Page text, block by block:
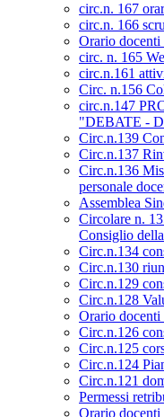
circ.n. 167
circ.n. 166
Orario docenti
circ. n. 165
circ.n.161
Circ. n.156
circ.n.147
"DEBATE -
Circ.n.139
Circ.n.137
Circ.n.136
personale
Assemblea
Circolare n.
Consiglio
Circ.n.134
Circ.n.130
Circ.n.129
Circ.n.128
Orario docenti
Circ.n.126
Circ.n.125
Circ.n.124
Circ.n.121
Permessi
Orario docenti